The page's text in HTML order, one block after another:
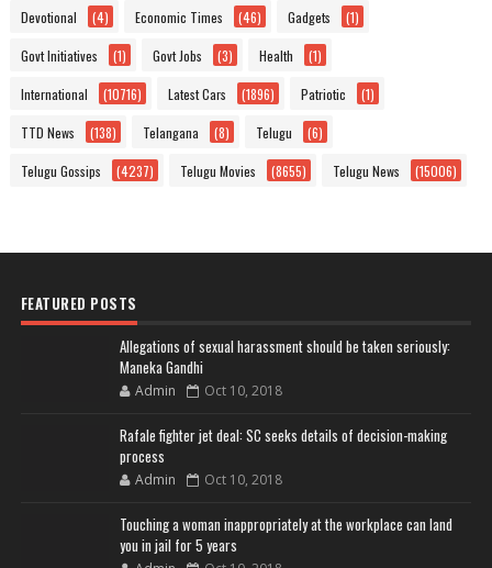
Devotional (4) Economic Times (46) Gadgets (1)
Govt Initiatives (1) Govt Jobs (3) Health (1)
International (10716) Latest Cars (1896) Patriotic (1)
TTD News (138) Telangana (8) Telugu (6)
Telugu Gossips (4237) Telugu Movies (8655) Telugu News (15006)
FEATURED POSTS
Allegations of sexual harassment should be taken seriously:
Maneka Gandhi
Admin Oct 10, 2018
Rafale fighter jet deal: SC seeks details of decision-making
process
Admin Oct 10, 2018
Touching a woman inappropriately at the workplace can land
you in jail for 5 years